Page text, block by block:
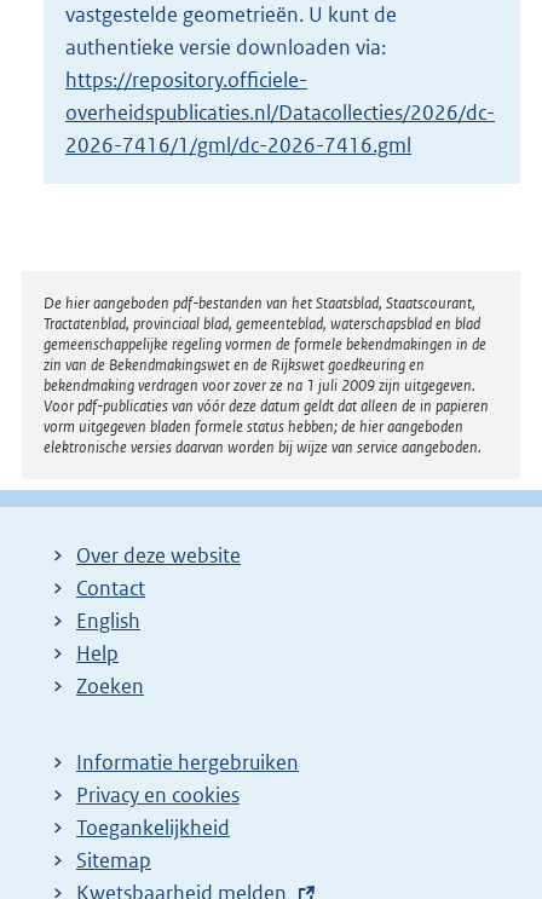
b
vastgestelde geometrieën. U kunt de
authentieke versie downloaden via:
https://repository.officiele-
overheidspublicaties.nl/Datacollecties/2026/dc-
2026-7416/1/gml/dc-2026-7416.gml
Disclaimer
De hier aangeboden pdf-bestanden van het Staatsblad, Staatscourant,
Tractatenblad, provinciaal blad, gemeenteblad, waterschapsblad en blad
gemeenschappelijke regeling vormen de formele bekendmakingen in de
zin van de Bekendmakingswet en de Rijkswet goedkeuring en
bekendmaking verdragen voor zover ze na 1 juli 2009 zijn uitgegeven.
Voor pdf-publicaties van vóór deze datum geldt dat alleen de in papieren
vorm uitgegeven bladen formele status hebben; de hier aangeboden
elektronische versies daarvan worden bij wijze van service aangeboden.
Over deze website
Contact
English
Help
Zoeken
Informatie hergebruiken
Privacy en cookies
Toegankelijkheid
Sitemap
E
Kwetsbaarheid melden